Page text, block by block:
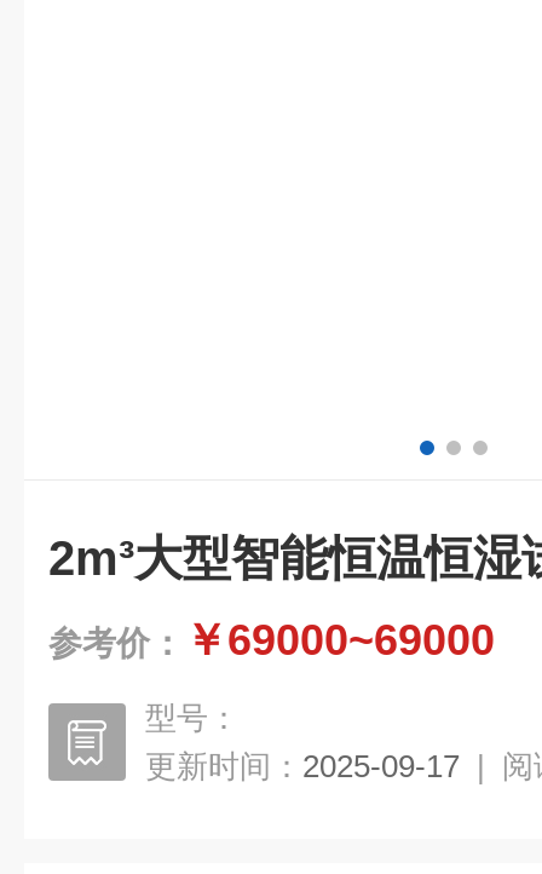
2m³大型智能恒温恒湿
参考价： ￥69000~69000
型号：
更新时间： 2025-09-17 | 阅